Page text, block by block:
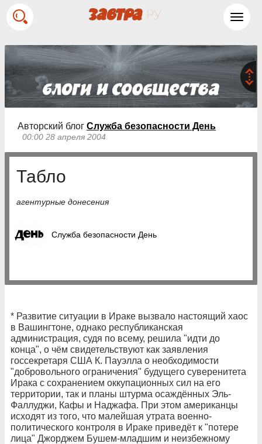
Авторский блог Служба безопасности День
00:00 28 апреля 2004
Табло
агентурные донесения
Служба безопасности День
* Развитие ситуации в Ираке вызвало настоящий хаос
в Вашингтоне, однако республиканская
администрация, судя по всему, решила "идти до
конца", о чём свидетельствуют как заявления
госсекретаря США К. Пауэлла о необходимости
"добровольного ограничения" будущего суверенитета
Ирака с сохранением оккупационных сил на его
территории, так и планы штурма осаждённых Эль-
Фаллуджи, Кафы и Наджафа. При этом американцы
исходят из того, что малейшая утрата военно-
политического контроля в Ираке приведёт к "потере
лица" Джорджем Бушем-младшим и неизбежному